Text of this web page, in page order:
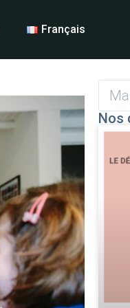
Français
Nos